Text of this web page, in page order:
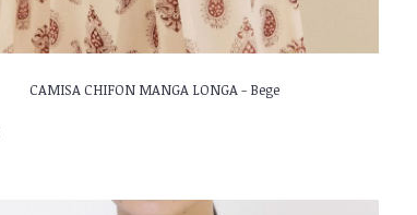
CAMISA CHIFON MANGA LONGA - Bege